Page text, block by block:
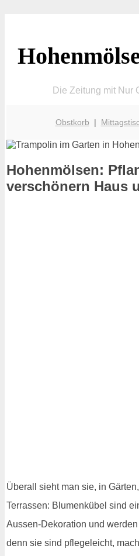
Die Zeitung mit Nur
Obstkorb |
Hohenmölsen:
verschönern Haus
Überall sieht man sie, in
Terrassen: Blumenkübel sind
Aussen-Dekoration und
denn sie sind pflegeleicht,